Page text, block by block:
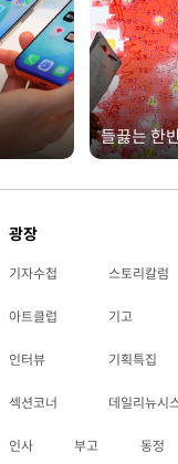
들끓는 한
광장
기자수첩 스토리칼럼
아트클럽 기고
인터뷰 기획특집
섹션코너 데일리뉴시
인사 부고 동정